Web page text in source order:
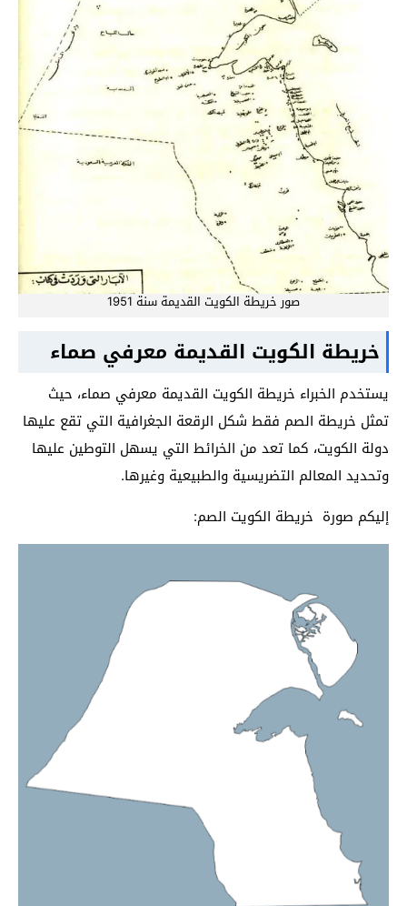
صور خريطة الكويت القديمة سنة 1951
خريطة الكويت القديمة معرفي صماء
يستخدم الخبراء خريطة الكويت القديمة معرفي صماء، حيث
تمثل خريطة الصم فقط شكل الرقعة الجغرافية التي تقع عليها
دولة الكويت، كما تعد من الخرائط التي يسهل التوطين عليها
وتحديد المعالم التضريسية والطبيعية وغيرها.
إليكم صورة خريطة الكويت الصم: